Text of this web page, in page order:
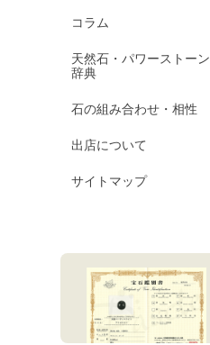
コラム
天然石・パワーストーン
辞典
石の組み合わせ・相性
出店について
サイトマップ